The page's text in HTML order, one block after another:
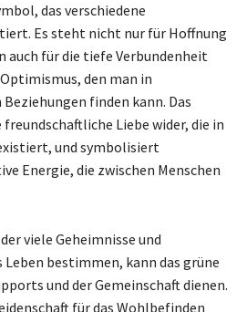
das verschiedene
Es steht nicht nur für Hoffnung
auch für die tiefe Verbundenheit
den man in
finden kann. Das
Liebe wider, die in
und symbolisiert
Energie, die zwischen Menschen
viele Geheimnisse und
Leben bestimmen, kann das grüne
und der Gemeinschaft dienen.
für das Wohlbefinden